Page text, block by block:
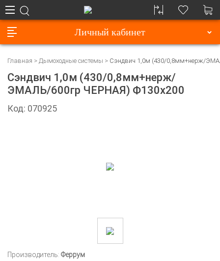
Личный кабинет
Главная Дымоходные системы Сэндвич 1,0м (430/0,8мм+нерж/
Сэндвич 1,0м (430/0,8мм+нерж/
ЭМАЛЬ/600гр ЧЕРНАЯ) Ф130х200
Код: 070925
Производитель: Феррум